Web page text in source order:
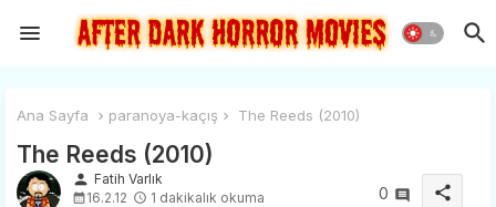
Ana Sayfa paranoya-kaçış The Reeds (2010)
The Reeds (2010)
person Fatih Varlık
16.2.12
1 dakikalık okuma 0 share